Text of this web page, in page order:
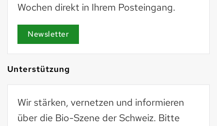
Wochen direkt in Ihrem Posteingang.
Newsletter
Unterstützung
Wir stärken, vernetzen und informieren
über die Bio-Szene der Schweiz. Bitte